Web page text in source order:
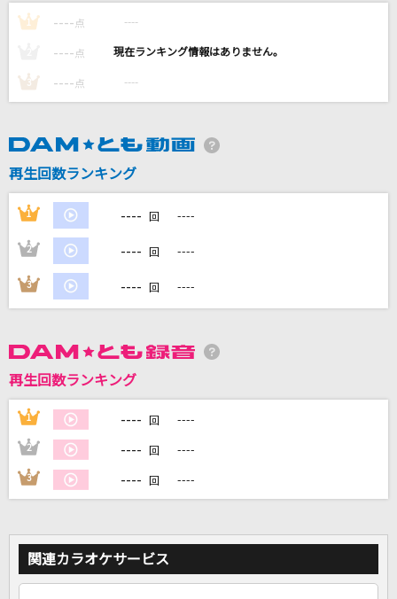
ワールドエンドガールフレンド
Deep down
Aimer(エメ)
DAMの新曲・ランキングなど
カラオケ最新情報をチェック！
カラオケをもっと楽しもう！
家族や友達と一緒に！練習にも！
1 ---- 点 ----
---- 点 ----
3 ---- 点 ----
再生回数ランキング
1 ---- 回 ----
2 ---- 回 ----
3 ---- 回 ----
再生回数ランキング
1 ---- 回 ----
2 ---- 回 ----
3 ---- 回 ----
関連カラオケサービス